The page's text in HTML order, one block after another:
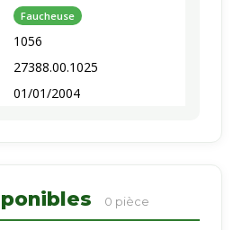
Faucheuse
1056
27388.00.1025
01/01/2004
0 pièce